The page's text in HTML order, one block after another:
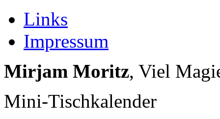
Links
Impressum
Mirjam Moritz, Viel
Mini-Tischkalender